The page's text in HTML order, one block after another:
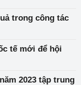
trong công tác
tế mới để hội
2023 tập trung